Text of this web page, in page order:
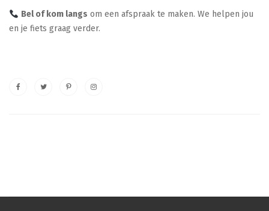
Bel of kom langs om een afspraak te maken. We helpen jou
en je fiets graag verder.